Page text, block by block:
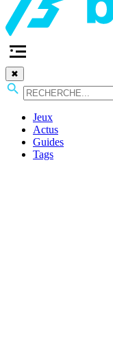
✖
Jeux
Actus
Guides
Tags